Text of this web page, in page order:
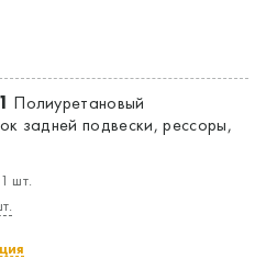
Нет, выбрать другой
Полиуретановый
задней подвески, рессоры,
шт.